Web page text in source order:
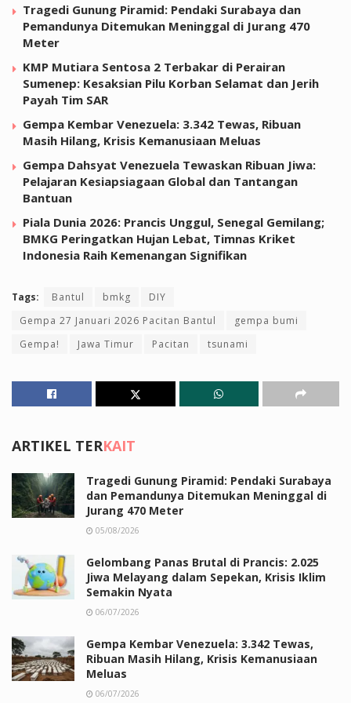
Tragedi Gunung Piramid: Pendaki Surabaya dan
Pemandunya Ditemukan Meninggal di Jurang 470
Meter
KMP Mutiara Sentosa 2 Terbakar di Perairan
Sumenep: Kesaksian Pilu Korban Selamat dan Jerih
Payah Tim SAR
Gempa Kembar Venezuela: 3.342 Tewas, Ribuan
Masih Hilang, Krisis Kemanusiaan Meluas
Gempa Dahsyat Venezuela Tewaskan Ribuan Jiwa:
Pelajaran Kesiapsiagaan Global dan Tantangan
Bantuan
Piala Dunia 2026: Prancis Unggul, Senegal Gemilang;
BMKG Peringatkan Hujan Lebat, Timnas Kriket
Indonesia Raih Kemenangan Signifikan
Tags: Bantul bmkg
DIY
Gempa 27 Januari 2026 Pacitan Bantul
gempa bumi
Gempa!
Jawa Timur Pacitan tsunami
ARTIKEL TERKAIT
Tragedi Gunung Piramid: Pendaki Surabaya
dan Pemandunya Ditemukan Meninggal di
Jurang 470 Meter
05/08/2026
Gelombang Panas Brutal di Prancis: 2.025
Jiwa Melayang dalam Sepekan, Krisis Iklim
Semakin Nyata
06/07/2026
Gempa Kembar Venezuela: 3.342 Tewas,
Ribuan Masih Hilang, Krisis Kemanusiaan
Meluas
06/07/2026